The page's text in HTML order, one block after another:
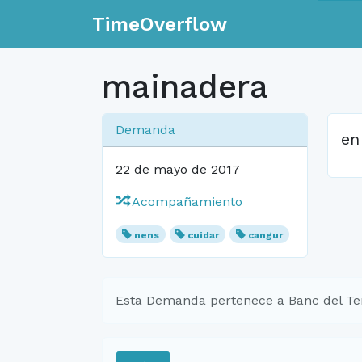
TimeOverflow
mainadera
Demanda
22 de mayo de 2017
Acompañamiento
nens cuidar cangur
Esta Demanda pertenece a Banc del